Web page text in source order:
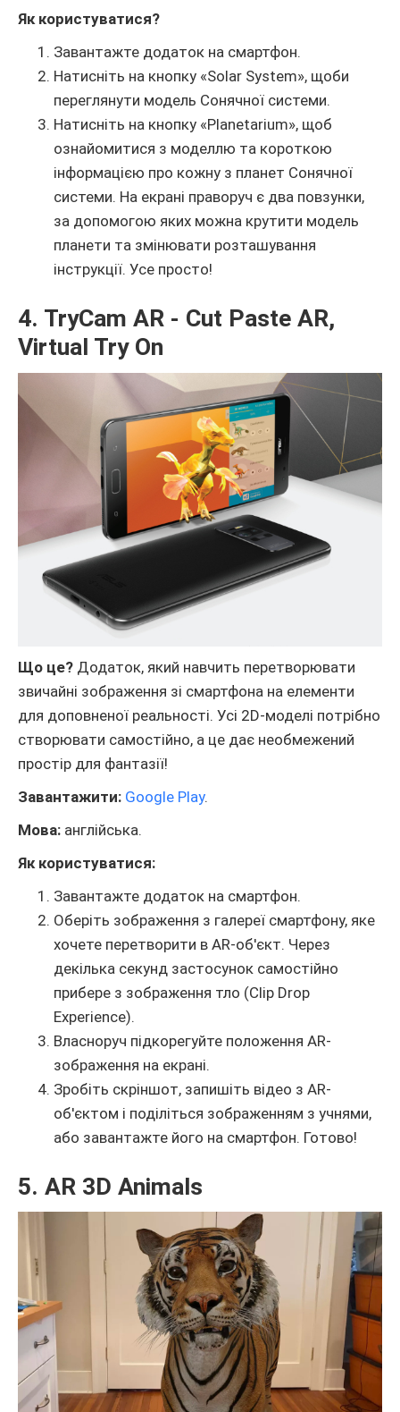
Як користуватися?
Завантажте додаток на смартфон.
Натисніть на кнопку «Solar System», щоби
переглянути модель Сонячної системи.
Натисніть на кнопку «Planetarium», щоб
ознайомитися з моделлю та короткою
інформацією про кожну з планет Сонячної
системи. На екрані праворуч є два повзунки,
за допомогою яких можна крутити модель
планети та змінювати розташування
інструкції. Усе просто!
4. TryCam AR - Cut Paste AR,
Virtual Try On
Що це? Додаток, який навчить перетворювати
звичайні зображення зі смартфона на елементи
для доповненої реальності. Усі 2D-моделі потрібно
створювати самостійно, а це дає необмежений
простір для фантазії!
Завантажити: Google Play.
Мова: англійська.
Як користуватися:
Завантажте додаток на смартфон.
Оберіть зображення з галереї смартфону, яке
хочете перетворити в AR-об'єкт. Через
декілька секунд застосунок самостійно
прибере з зображення тло (Clip Drop
Experience).
Власноруч підкорегуйте положення AR-
зображення на екрані.
Зробіть скріншот, запишіть відео з AR-
об'єктом і поділіться зображенням з учнями,
або завантажте його на смартфон. Готово!
5. AR 3D Animals